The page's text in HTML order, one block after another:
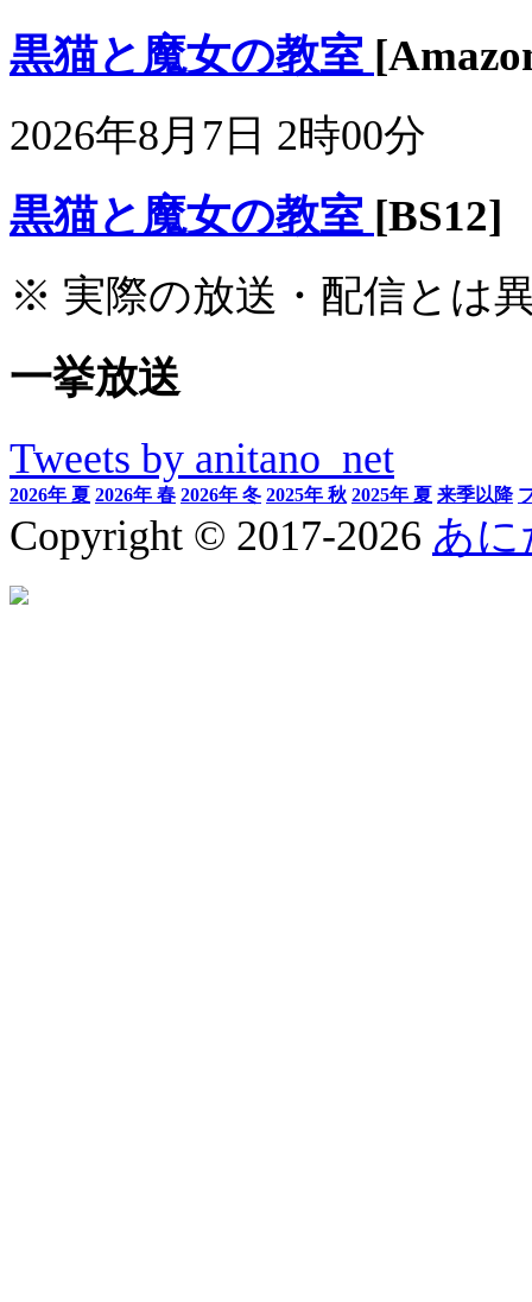
黒猫と魔女の教室
2026年8月7日 2時00分
黒猫と魔女の教室 [BS12]
※ 実際の放送・配信とは
一挙放送
Tweets by anitano_net
2026年 夏 2026年 春 2026年 冬 2025年 秋 2025年 夏 来季以降
Copyright © 2017-2026 あに